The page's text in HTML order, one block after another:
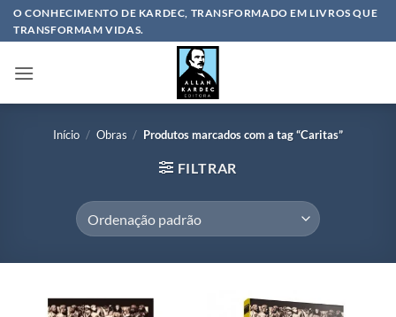
SkipO CONHECIMENTO DE KARDEC, TRANSFORMADO EM LIVROS QUE
TRANSFORMAM VIDAS.
Início / Obras / Produtos marcados com a tag “Caritas”
FILTRAR